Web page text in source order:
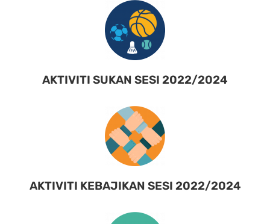
AKTIVITI SUKAN SESI 2022/2024
AKTIVITI KEBAJIKAN SESI 2022/2024